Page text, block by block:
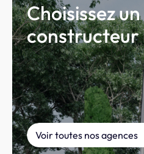
Choisissez un
constructeur
Voir toutes nos agences